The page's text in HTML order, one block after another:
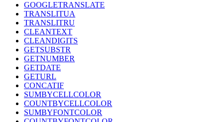
GOOGLETRANSLATE
TRANSLITUA
TRANSLITRU
CLEANTEXT
CLEANDIGITS
GETSUBSTR
GETNUMBER
GETDATE
GETURL
CONCATIF
SUMBYCELLCOLOR
COUNTBYCELLCOLOR
SUMBYFONTCOLOR